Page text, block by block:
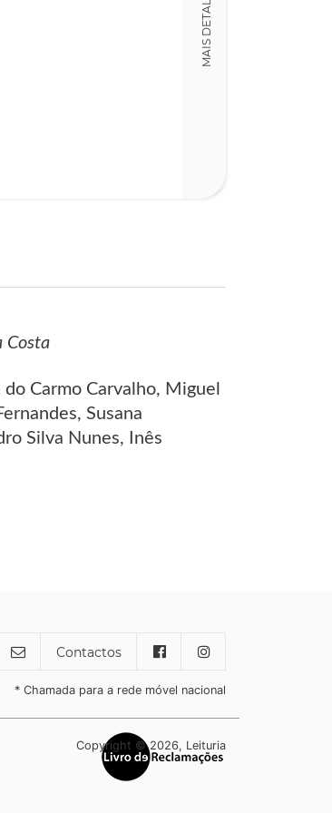
MAIS DETALHES
Costa
Carmo Carvalho, Miguel
Susana
Silva Nunes, Inês
Contactos
* Chamada para a rede móvel nacional
Copyright © 2026, Leituria